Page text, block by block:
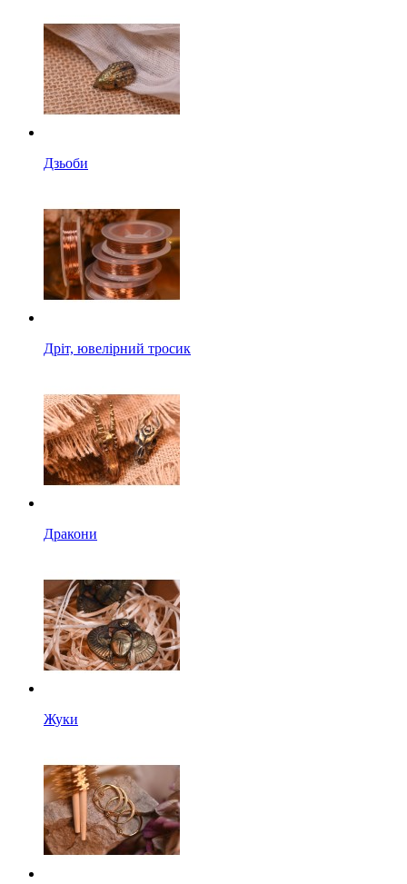
Дзьоби
Дріт, ювелірний тросик
Дракони
Жуки